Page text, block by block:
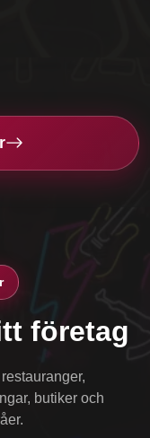
företag
butiker och